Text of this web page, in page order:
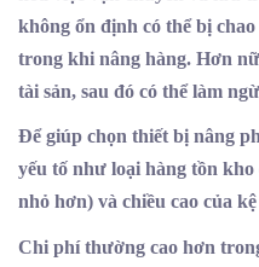
không ổn định có thể bị
trong khi nâng hàng. Hơn
tài sản, sau đó có thể làm
Để giúp chọn thiết bị nâng
yếu tố như loại hàng tồn
nhỏ hơn) và chiều cao của
Chi phí thường cao hơn